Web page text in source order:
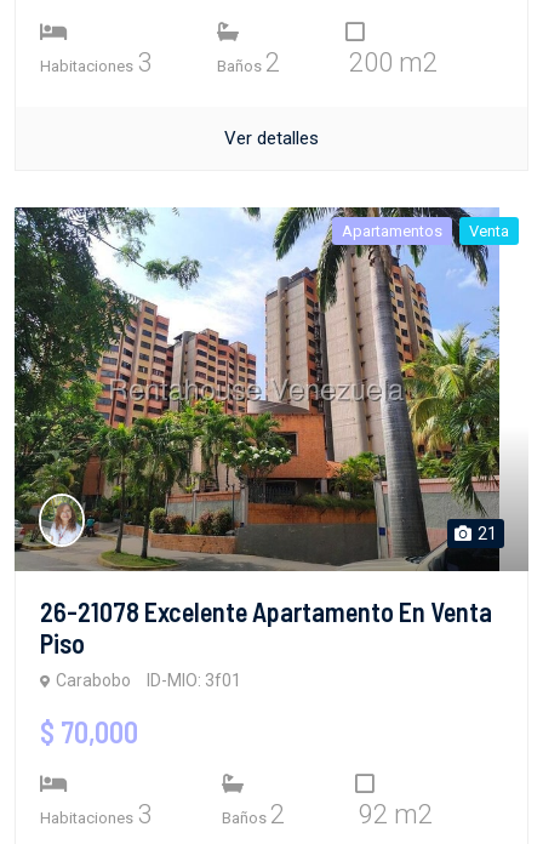
Habitaciones 3 Baños 2 200 m2
Ver detalles
Apartamentos Venta
21
26-21078 Excelente Apartamento En Venta
Piso
Carabobo ID-MIO: 3f01
$ 70,000
Habitaciones 3 Baños 2 92 m2